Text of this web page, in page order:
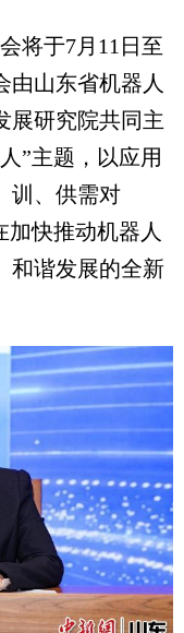
将于7月11日至
由山东省机器人
展研究院共同主
”主题，以应用
训、供需对
加快推动机器人
和谐发展的全新